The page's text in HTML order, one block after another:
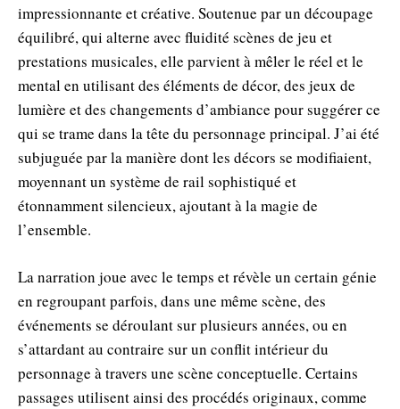
impressionnante et créative. Soutenue par un découpage
équilibré, qui alterne avec fluidité scènes de jeu et
prestations musicales, elle parvient à mêler le réel et le
mental en utilisant des éléments de décor, des jeux de
lumière et des changements d’ambiance pour suggérer ce
qui se trame dans la tête du personnage principal. J’ai été
subjuguée par la manière dont les décors se modifiaient,
moyennant un système de rail sophistiqué et
étonnamment silencieux, ajoutant à la magie de
l’ensemble.
La narration joue avec le temps et révèle un certain génie
en regroupant parfois, dans une même scène, des
événements se déroulant sur plusieurs années, ou en
s’attardant au contraire sur un conflit intérieur du
personnage à travers une scène conceptuelle. Certains
passages utilisent ainsi des procédés originaux, comme